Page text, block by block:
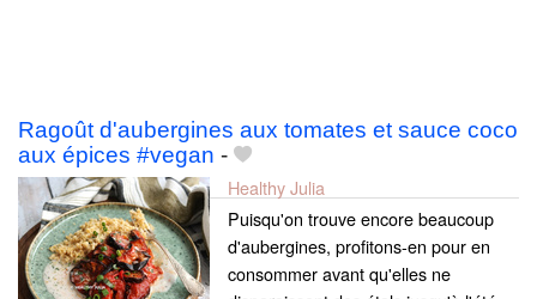
Ragoût d'aubergines aux tomates et sauce coco
aux épices #vegan -
Healthy Julia
Puisqu'on trouve encore beaucoup
d'aubergines, profitons-en pour en
consommer avant qu'elles ne